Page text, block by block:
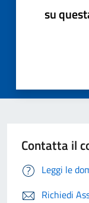
su
Contatta il
Leggi le
Richiedi